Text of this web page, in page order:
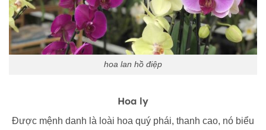
hoa lan hồ điệp
Hoa ly
Được mệnh danh là loài hoa quý phái, thanh cao, nó biểu